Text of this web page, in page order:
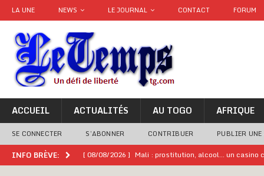
LA UNE NEWS LE JOURNAL CONTACT FORUM
ACCUEIL ACTUALITÉS AU TOGO AFRIQUE
SE CONNECTER S’ABONNER CONTRIBUER PUBLIER UNE
INFO BRÈVE: [ 08/08/2026 ] Mali : prostitution, alcool… un casino